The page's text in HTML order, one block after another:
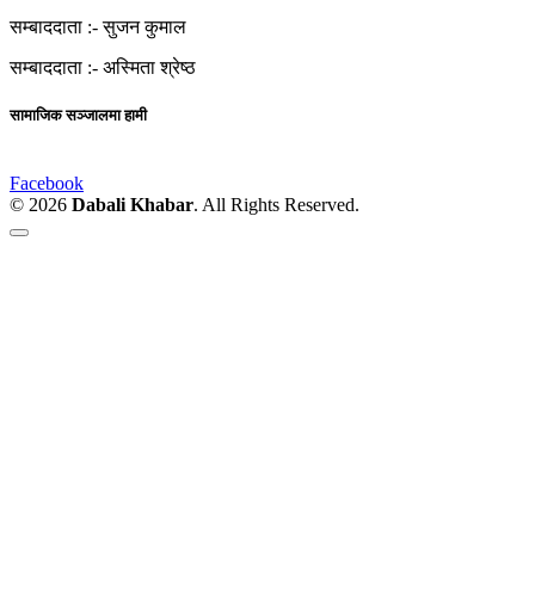
सम्बाददाता :-सुजन कुमाल
सम्बाददाता :- अस्मिता श्रेष्ठ
सामाजिक सञ्जालमा हामी
Facebook
© 2026 Dabali Khabar. All Rights Reserved.